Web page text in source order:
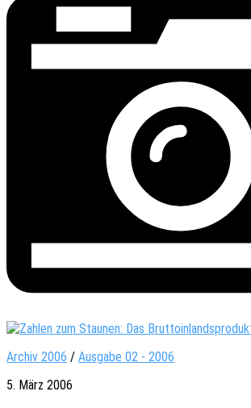
Archiv 2006 / Ausgabe 02 - 2006
5. März 2006